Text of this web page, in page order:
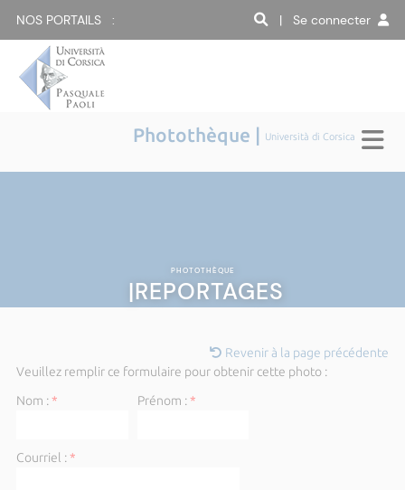
NOS PORTAILS : | Se connecter
Photothèque | Università di Corsica
PHOTOTHÈQUE
|REPORTAGES
Revenir à la page précédente
Veuillez remplir ce formulaire pour obtenir cette photo :
Nom :* Prénom :*
Courriel :*